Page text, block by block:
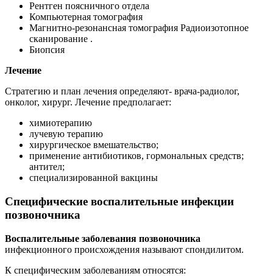
Рентген поясничного отдела
Компьютерная томография
Магнитно-резонансная томография Радиоизотопное
сканирование .
Биопсия
Лечение
Стратегию и план лечения определяют- врача-радиолог,
онколог, хирург. Лечение предполагает:
химиотерапию
лучевую терапию
хирургическое вмешательство;
применение антибиотиков, гормональных средств;
антител;
специализированной вакцины
Специфические воспалительные инфекции
позвоночника
Воспалительные заболевания позвоночника
инфекционного происхождения называют спондилитом.
К специфическим заболеваниям относятся: